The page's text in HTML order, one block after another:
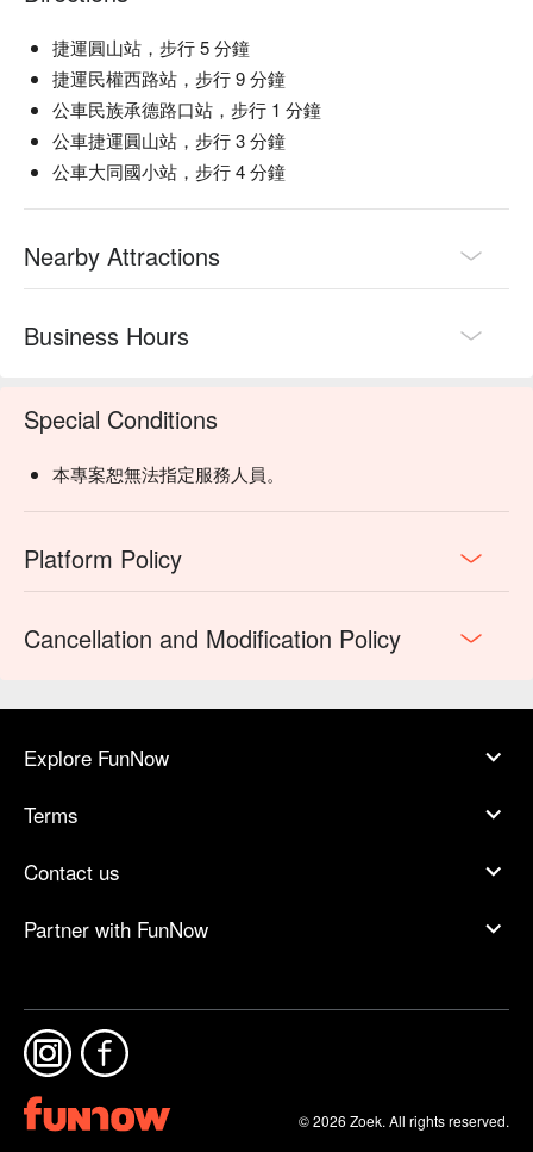
捷運圓山站，步行 5 分鐘
捷運民權西路站，步行 9 分鐘
公車民族承德路口站，步行 1 分鐘
公車捷運圓山站，步行 3 分鐘
公車大同國小站，步行 4 分鐘
Nearby Attractions
Business Hours
Special Conditions
本專案恕無法指定服務人員。
Platform Policy
Cancellation and Modification Policy
Explore FunNow
Terms
Contact us
Partner with FunNow
© 2026 Zoek. All rights reserved.